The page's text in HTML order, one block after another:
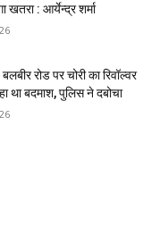
खतरा : आर्येन्द्र शर्मा
रोड पर चोरी का रिवॉल्वर
था बदमाश, पुलिस ने दबोचा